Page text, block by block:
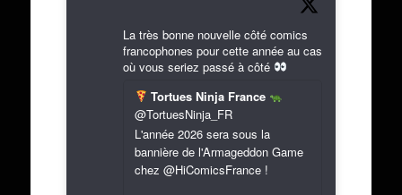
La très bonne nouvelle côté comics
francophones pour cette année au cas
où vous seriez passé à côté
Tortues Ninja France
@TortuesNinja_FR
L'année 2026 sera sous la
bannière de l'Armageddon Game
chez @HiComicsFrance !